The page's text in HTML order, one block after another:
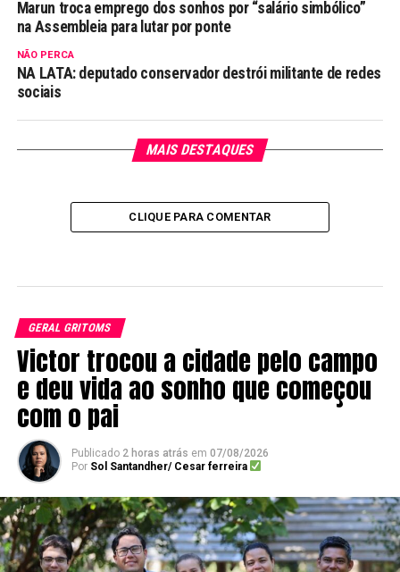
Marun troca emprego dos sonhos por “salário simbólico”
na Assembleia para lutar por ponte
NÃO PERCA
NA LATA: deputado conservador destrói militante de redes
sociais
MAIS DESTAQUES
CLIQUE PARA COMENTAR
GERAL GRITOMS
Victor trocou a cidade pelo campo
e deu vida ao sonho que começou
com o pai
Publicado 2 horas atrás em 07/08/2026
Por Sol Santandher/ Cesar ferreira